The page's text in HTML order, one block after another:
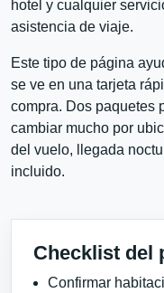
hotel y cualquier
asistencia de viaje.
Este tipo de página
se ve en una tarjeta
compra. Dos paquetes
cambiar mucho por
del vuelo, llegada
incluido.
Checklist del
Confirmar